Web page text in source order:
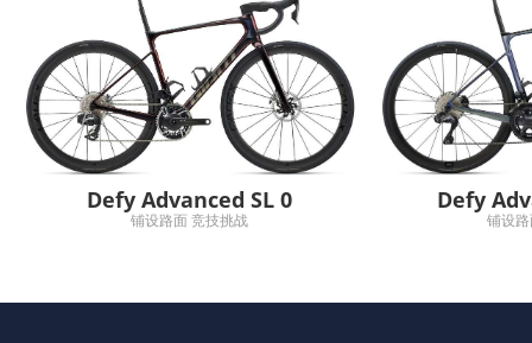
Defy Advanced SL 0
铺设路面 竞技挑战
Defy
铺设